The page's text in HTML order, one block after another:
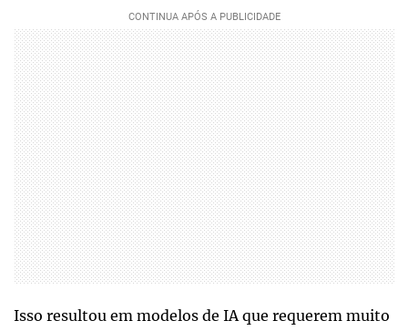
Isso resultou em modelos de IA que requerem muito